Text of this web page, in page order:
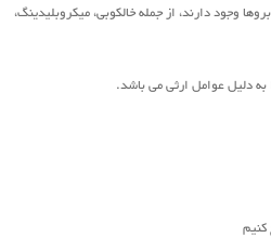
وجود دارند، از جمله خالکوبی، میکروبلیدینگ،
دلیل عوامل ارثی می باشد.